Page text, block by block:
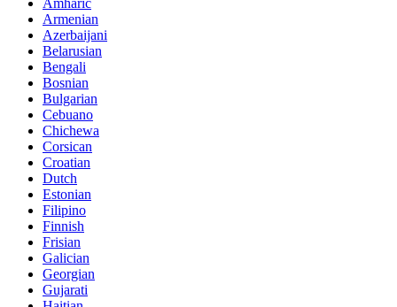
Armenian
Azerbaijani
Belarusian
Bengali
Bosnian
Bulgarian
Cebuano
Chichewa
Corsican
Croatian
Dutch
Estonian
Filipino
Finnish
Frisian
Galician
Georgian
Gujarati